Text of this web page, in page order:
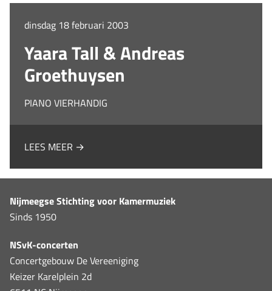
dinsdag 18 februari 2003
Yaara Tall & Andreas
Groethuysen
PIANO VIERHANDIG
LEES MEER →
Nijmeegse Stichting voor Kamermuziek
Sinds 1950
NSvK-concerten
Concertgebouw De Vereeniging
Keizer Karelplein 2d